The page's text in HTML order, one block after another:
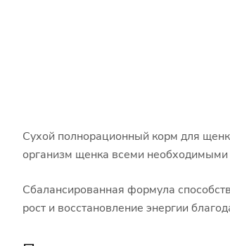
Сухой полнорационный корм для
организм щенка всеми
Сбалансированная формула
рост и восстановление энергии